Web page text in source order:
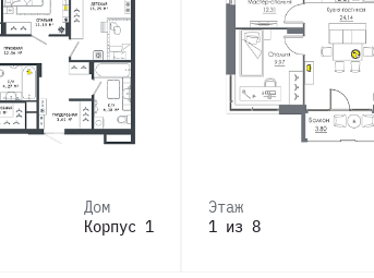
Дом
Корпус 1
Этаж
1 из 8